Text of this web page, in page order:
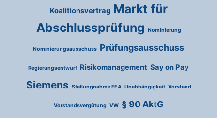
Koalitionsvertrag Markt für
Abschlussprüfung
Nominierung
Nominierungsausschuss Prüfungsausschuss
Regierungsentwurf Risikomanagement Say on Pay
Siemens Stellungnahme FEA Unabhängigkeit Vorstand
Vorstandsvergütung VW § 90 AktG